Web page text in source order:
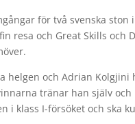
för två svenska
resa och Great Skills
helgen och Adrian
tränar han själv
i klass I-försöket och ska